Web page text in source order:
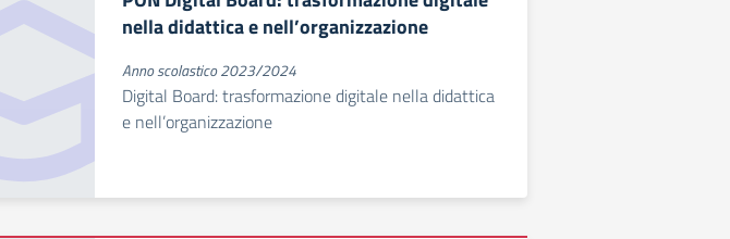
nella didattica e nell’organizzazione
Anno scolastico 2023/2024
Digital Board: trasformazione digitale nella didattica
e nell’organizzazione